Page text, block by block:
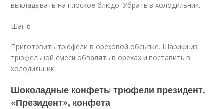
выкладывать на плоское блюдо. Убрать в холодильник.
Шаг 6
Приготовить трюфели в ореховой обсыпке. Шарики из
трюфельной смеси обвалять в орехах и поставить в
холодильник.
Шоколадные конфеты трюфели президент.
«Президент», конфета